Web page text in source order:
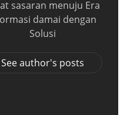
sasaran menuju Era
damai dengan
Solusi
See author's posts